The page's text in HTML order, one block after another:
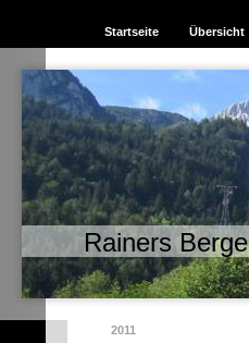
Startseite Übersicht
Rainers Berge
2011